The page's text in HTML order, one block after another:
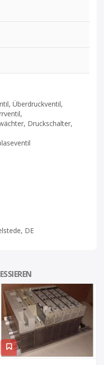
Überdruckventil,
Druckschalter,
DE